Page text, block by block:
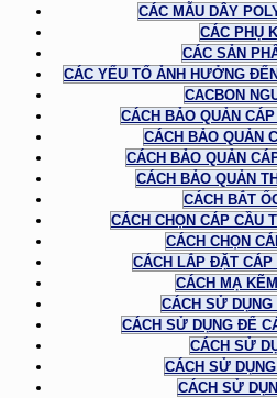
CÁC MẪU DÂY
CÁC PHỤ
CÁC SẢN
CÁC YẾU TỐ ẢNH HƯỞNG
CACBON
CÁCH BẢO QUẢN
CÁCH BẢO QUẢN
CÁCH BẢO QUẢN
CÁCH BẢO QUẢN
CÁCH BẮT
CÁCH CHỌN CÁP CẦU
CÁCH CHỌN
CÁCH LẮP ĐẶT CÁP
CÁCH MẠ
CÁCH SỬ
CÁCH SỬ DỤNG ĐỂ
CÁCH SỬ
CÁCH SỬ
CÁCH SỬ